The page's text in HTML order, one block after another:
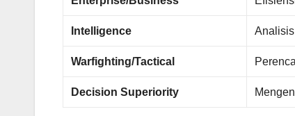
Intelligence
Warfighting/Tactical
Decision Superiority